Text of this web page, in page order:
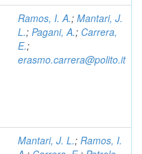
Ramos, I. A.; Mantari, J.
L.; Pagani, A.; Carrera,
E.;
erasmo.carrera@polito.it
Mantari, J. L.; Ramos, I.